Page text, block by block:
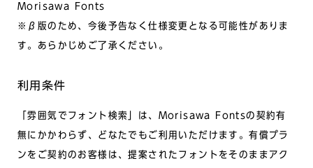
Morisawa Fonts
※β版のため、今後予告なく仕様変更となる可能性がありま
す。あらかじめご了承ください。
利用条件
「雰囲気でフォント検索」は、Morisawa Fontsの契約有
無にかかわらず、どなたでもご利用いただけます。有償プラ
ンをご契約のお客様は、提案されたフォントをそのままアク